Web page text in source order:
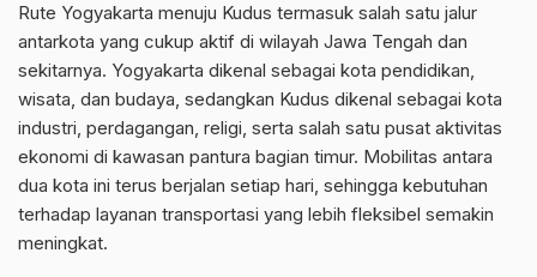
Rute Yogyakarta menuju Kudus termasuk salah satu jalur
antarkota yang cukup aktif di wilayah Jawa Tengah dan
sekitarnya. Yogyakarta dikenal sebagai kota pendidikan,
wisata, dan budaya, sedangkan Kudus dikenal sebagai kota
industri, perdagangan, religi, serta salah satu pusat aktivitas
ekonomi di kawasan pantura bagian timur. Mobilitas antara
dua kota ini terus berjalan setiap hari, sehingga kebutuhan
terhadap layanan transportasi yang lebih fleksibel semakin
meningkat.